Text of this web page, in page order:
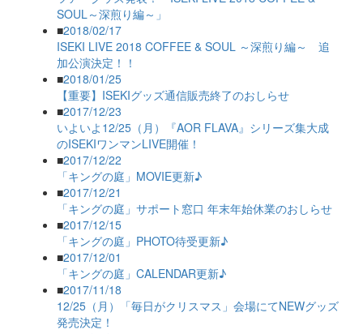
SOUL～深煎り編～」
■2018/02/17
ISEKI LIVE 2018 COFFEE & SOUL ～深煎り編～ 追
加公演決定！！
■2018/01/25
【重要】ISEKIグッズ通信販売終了のおしらせ
■2017/12/23
いよいよ12/25（月）『AOR FLAVA』シリーズ集大成
のISEKIワンマンLIVE開催！
■2017/12/22
「キングの庭」MOVIE更新♪
■2017/12/21
「キングの庭」サポート窓口 年末年始休業のおしらせ
■2017/12/15
「キングの庭」PHOTO待受更新♪
■2017/12/01
「キングの庭」CALENDAR更新♪
■2017/11/18
12/25（月）「毎日がクリスマス」会場にてNEWグッズ
発売決定！